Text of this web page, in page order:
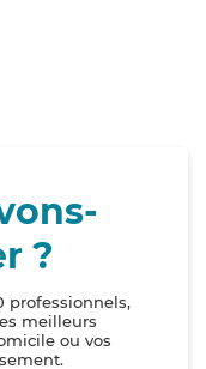
?
professionnels,
meilleurs
ou vos